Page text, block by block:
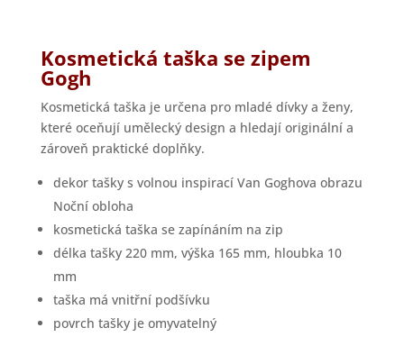
Kosmetická taška se zipem
Gogh
Kosmetická taška je určena pro mladé dívky a ženy,
které oceňují umělecký design a hledají originální a
zároveň praktické doplňky.
dekor tašky s volnou inspirací Van Goghova obrazu
Noční obloha
kosmetická taška se zapínáním na zip
délka tašky 220 mm, výška 165 mm, hloubka 10
mm
taška má vnitřní podšívku
povrch tašky je omyvatelný